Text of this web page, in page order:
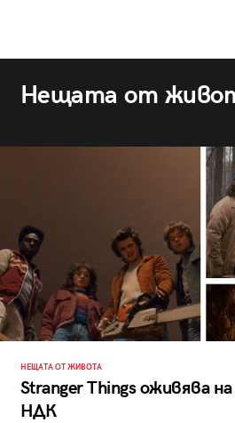
Нещата от
НЕЩАТА ОТ ЖИВОТА
Stranger Things оживява
НДК